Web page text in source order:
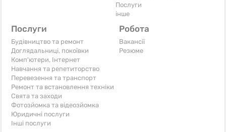
Послуги
інше
Послуги
Будівництво та ремонт
Доглядальниці, покоївки
Комп'ютери, Інтернет
Навчання та репетиторство
Перевезення та транспорт
Ремонт та встановлення техніки
Свята та заходи
Фотозйомка та відеозйомка
Юридичні послуги
Інші послуги
Робота
Вакансії
Резюме